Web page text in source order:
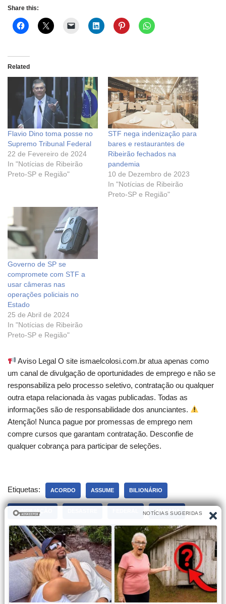
Share this:
Related
Flavio Dino toma posse no
Supremo Tribunal Federal
22 de Fevereiro de 2024
In "Notícias de Ribeirão
Preto-SP e Região"
STF nega indenização para
bares e restaurantes de
Ribeirão fechados na
pandemia
10 de Dezembro de 2023
In "Notícias de Ribeirão
Preto-SP e Região"
Governo de SP se
compromete com STF a
usar câmeras nas
operações policiais no
Estado
25 de Abril de 2024
In "Notícias de Ribeirão
Preto-SP e Região"
Aviso Legal O site ismaelcolosi.com.br atua apenas como
um canal de divulgação de oportunidades de emprego e não se
responsabiliza pelo processo seletivo, contratação ou qualquer
outra etapa relacionada às vagas publicadas. Todas as
informações são de responsabilidade dos anunciantes.
Atenção! Nunca pague por promessas de emprego nem
compre cursos que garantam contratação. Desconfie de
qualquer cobrança para participar de seleções.
Etiquetas: ACORDO ASSUME BILIONÁRIO
CONCILIAÇÃO MARIANA
PARA REPARAÇÃO SUPREMO TRIBUNAL